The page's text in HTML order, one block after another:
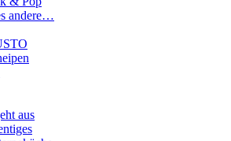
andere…
aus